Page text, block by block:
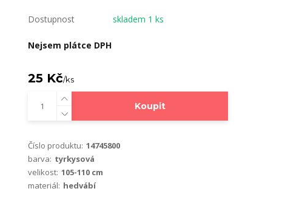
Dostupnost skladem 1 ks
Nejsem plátce DPH
25 Kč/ks
Koupit
Číslo produktu: 14745800
barva: tyrkysová
velikost: 105-110 cm
materiál: hedvábí